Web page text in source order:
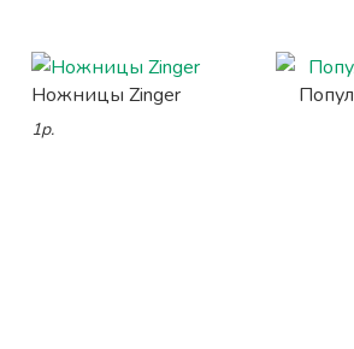
Ножницы Zinger
1р.